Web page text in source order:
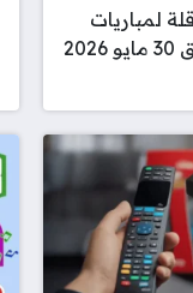
لمباريات